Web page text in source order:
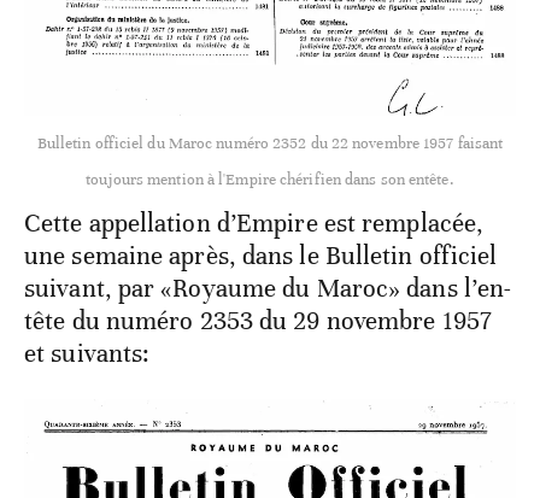
Bulletin officiel du Maroc numéro 2352 du 22 novembre 1957 faisant
toujours mention à l'Empire chérifiendans son entête.
Cette appellation d’Empire est remplacée,
une semaine après, dans le Bulletin officiel
suivant, par «Royaume du Maroc» dans l’en-
tête du numéro 2353 du 29 novembre 1957
et suivants: